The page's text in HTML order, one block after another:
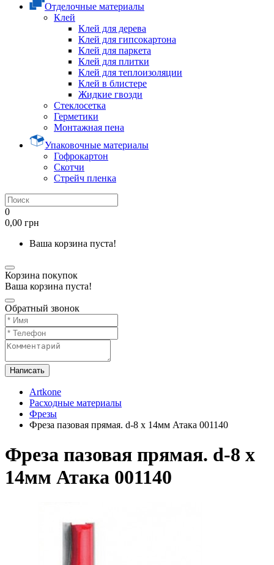
Отделочные материалы
Клей
Клей для дерева
Клей для гипсокартона
Клей для паркета
Клей для плитки
Клей для теплоизоляции
Клей в блистере
Жидкие гвозди
Стеклосетка
Герметики
Монтажная пена
Упаковочные материалы
Гофрокартон
Скотчи
Стрейч пленка
0
0,00 грн
Ваша корзина пуста!
Корзина покупок
Ваша корзина пуста!
Обратный звонок
Написать
Artkone
Расходные материалы
Фрезы
Фреза пазовая прямая. d-8 х 14мм Атака 001140
Фреза пазовая прямая. d-8 х
14мм Атака 001140